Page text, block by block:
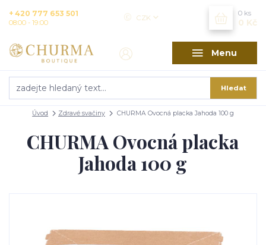
Menu
CZK
Hledat
+ 420 777 653 501
08:00 - 19:00
0 ks
0 Kč
Úvod Zdravé svačiny CHURMA Ovocná placka Jahoda 100 g
CHURMA Ovocná placka
Jahoda 100 g